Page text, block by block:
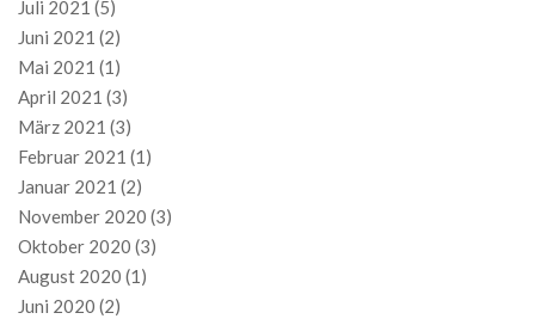
Juli 2021 (5)
Juni 2021 (2)
Mai 2021 (1)
April 2021 (3)
März 2021 (3)
Februar 2021 (1)
Januar 2021 (2)
November 2020 (3)
Oktober 2020 (3)
August 2020 (1)
Juni 2020 (2)